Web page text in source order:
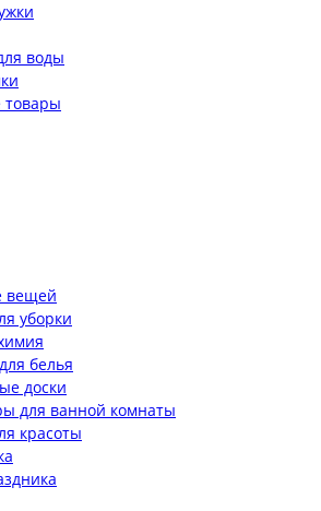
воды
товары
вещей
уборки
белья
доски
для ванной комнаты
красоты